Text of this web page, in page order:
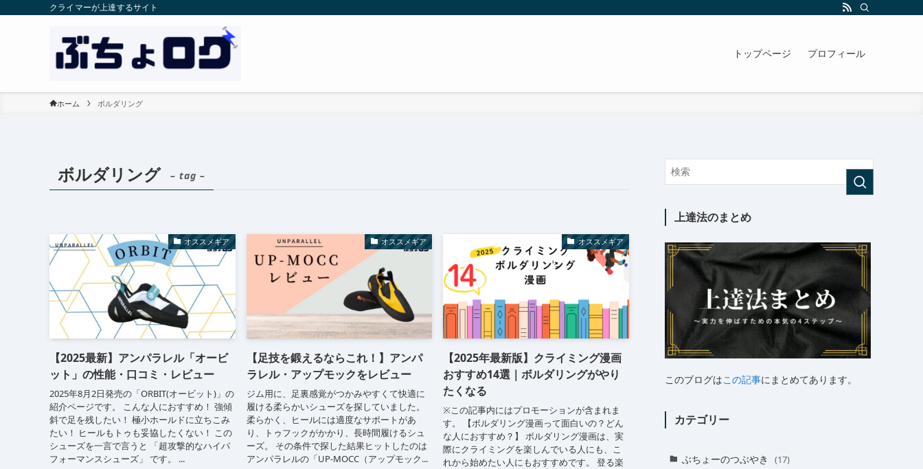
クライマーが上達するサイト
トップページ プロフィール
ホーム ボルダリング
ボルダリング – tag –
オススメギア
【2025最新】アンパラレル「オービ
ット」の性能・口コミ・レビュー
2025年8月2日発売の「ORBIT(オービット)」の
紹介ページです。 こんな人におすすめ！ 強傾
斜で足を残したい！ 極小ホールドに立ちこみ
たい！ ヒールもトゥも妥協したくない！ この
シューズを一言で言うと 「超攻撃的なハイパ
フォーマンスシューズ」 です。 ...
オススメギア
【足技を鍛えるならこれ！】アンパ
ラレル・アップモックをレビュー
ジム用に、足裏感覚がつかみやすくて快適に
履ける柔らかいシューズを探していました。
柔らかく、ヒールには適度なサポートがあ
り、トゥフックがかかり、長時間履けるシュ
ーズ。 その条件で探した結果ヒットしたのは
アンパラレルの「UP-MOCC（アップモック...
オススメギア
【2025年最新版】クライミング漫画
おすすめ14選｜ボルダリングがやり
たくなる
※この記事内にはプロモーションが含まれま
す。 【ボルダリング漫画って面白いの？どん
な人におすすめ？】 ボルダリング漫画は、実
際にクライミングを楽しんでいる人にも、こ
れから始めたい人にもおすすめです。 登る楽
上達法のまとめ
このブログはこの記事にまとめてあります。
カテゴリー
ぶちょーのつぶやき (17)